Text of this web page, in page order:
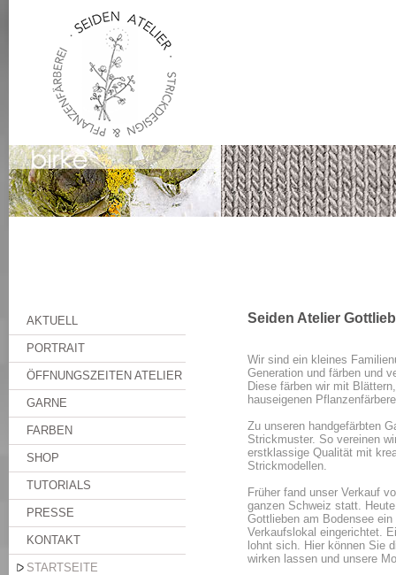
AKTUELL
PORTRAIT
ÖFFNUNGSZEITEN ATELIER
GARNE
FARBEN
SHOP
TUTORIALS
PRESSE
KONTAKT
STARTSEITE
Seiden Atelier
Wir sind ein kleines
Generation und färben und
Diese färben wir mit
hauseigenen
Zu unseren handgefärbten
Strickmuster. So vereinen
erstklassige Qualität mit
Strickmodellen.
Früher fand unser Verkauf
ganzen Schweiz statt.
Gottlieben am Bodensee
Verkaufslokal eingerichtet.
lohnt sich. Hier können Sie
wirken lassen und unsere